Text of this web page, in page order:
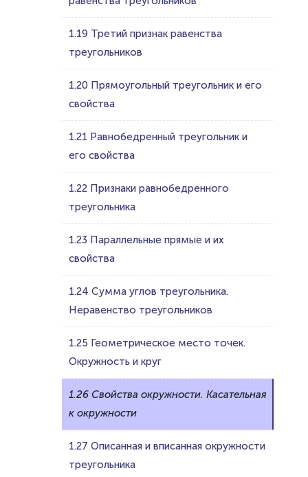
1.19 Третий признак равенства
треугольников
1.20 Прямоугольный треугольник и его
свойства
1.21 Равнобедренный треугольник и
его свойства
1.22 Признаки равнобедренного
треугольника
1.23 Параллельные прямые и их
свойства
1.24 Сумма углов треугольника.
Неравенство треугольников
1.25 Геометрическое место точек.
Окружность и круг
1.26 Свойства окружности. Касательная
к окружности
1.27 Описанная и вписанная окружности
треугольника